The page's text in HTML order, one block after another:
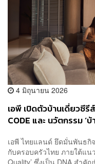
4 มิถุนายน 2026
เอพี เปิดตัวบ้านเดี่ยวซีรี
CODE และ นวัตกรรม ‘
เอพี ไทยแลนด์ ยึดมั่นพันธกิ
กับครอบครัวไทย ภายใต้แน